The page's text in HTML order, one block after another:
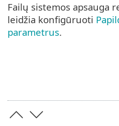
Failų sistemos apsauga
leidžia konfigūruoti
parametrus.